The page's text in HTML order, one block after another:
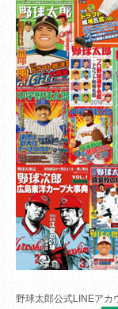
野球太郎公式LINEアカ